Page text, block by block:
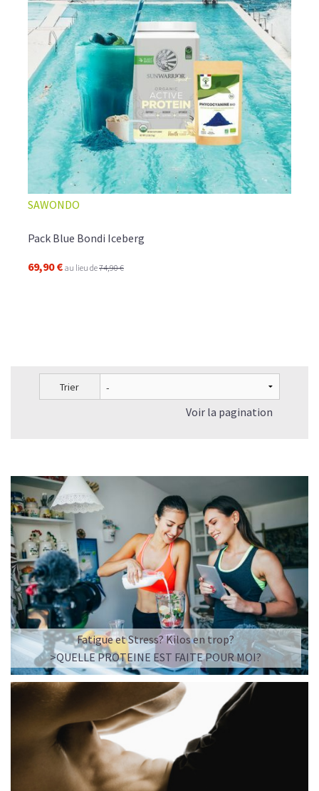
SAWONDO
Pack Blue Bondi Iceberg
69,90 € au lieu de74,90 €
Trier
Voir la pagination
Fatigue et Stress? Kilos en trop?
>QUELLE PROTEINE EST FAITE POUR MOI?